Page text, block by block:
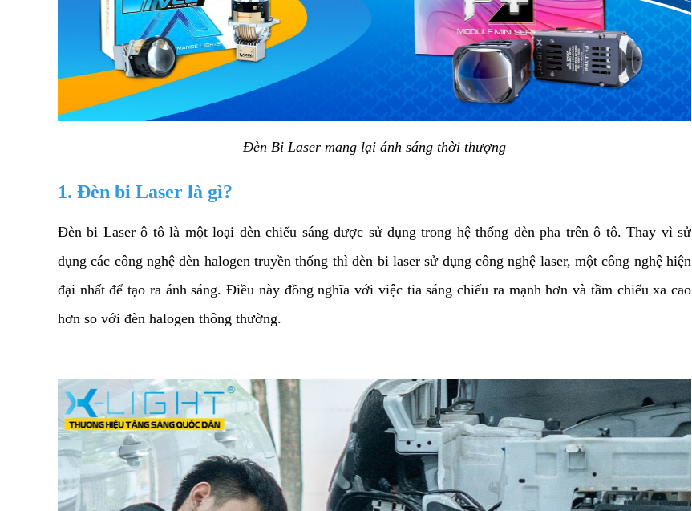
Đèn Bi Laser mang lại ánh sáng thời thượng
1. Đèn bi Laser là gì?
Đèn bi Laser ô tô là một loại đèn chiếu sáng được sử dụng trong hệ thống đèn pha trên ô tô. Thay vì sử
dụng các công nghệ đèn halogen truyền thống thì đèn bi laser sử dụng công nghệ laser, một công nghệ hiện
đại nhất để tạo ra ánh sáng. Điều này đồng nghĩa với việc tia sáng chiếu ra mạnh hơn và tầm chiếu xa cao
hơn so với đèn halogen thông thường.